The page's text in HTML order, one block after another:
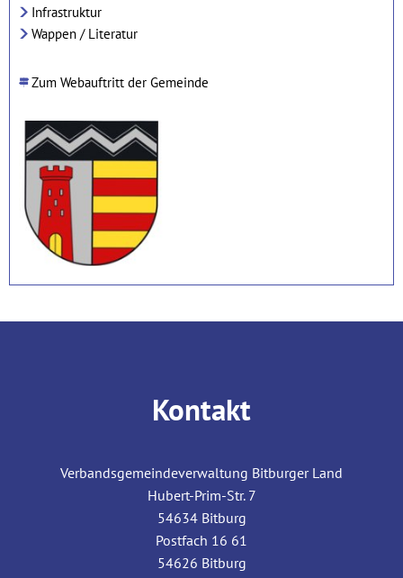
Infrastruktur
Wappen / Literatur
Zum Webauftritt der Gemeinde
Kontakt
Verbandsgemeindeverwaltung Bitburger Land
Hubert-Prim-Str. 7
54634 Bitburg
Postfach 16 61
54626 Bitburg